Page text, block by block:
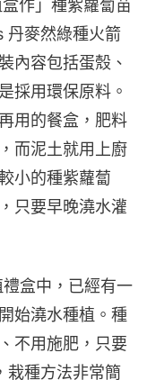
作」種紫蘿蔔苗
丹麥然綠種火箭
內容包括蛋殼、
採用環保原料。
用的餐盒，肥料
而泥土就用上廚
小的種紫蘿蔔
只要早晚澆水灌
盒中，已經有一
始澆水種植。種
不用施肥，只要
栽種方法非常簡